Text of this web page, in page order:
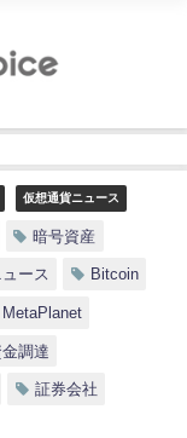
仮想通貨ニュース
暗号資産
ース Bitcoin
MetaPlanet
金調達
証券会社